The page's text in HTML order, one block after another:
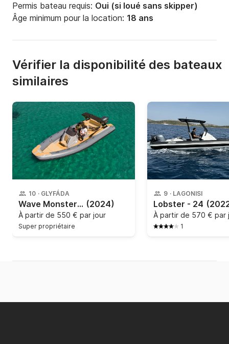
Permis bateau requis: Oui (si loué sans skipper)
Âge minimum pour la location: 18 ans
Vérifier la disponibilité des bateaux
similaires
10 · GLYFÁDA
Wave Monster - 8m Rib (2024)
À partir de 550 € par jour
Super propriétaire
9 · LAGONISI
Lobster - 24
À partir de 570 € par
1